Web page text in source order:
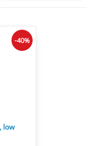
low
-40%